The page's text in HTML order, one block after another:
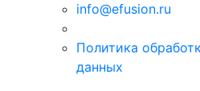
info@efusion.ru
Политика
данных